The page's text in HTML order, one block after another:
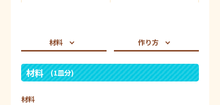
材料 作り方
材料 (1皿分)
材料